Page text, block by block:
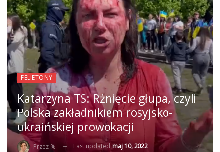
FELIETONY
Katarzyna TS: Rżnięcie głupa, czyli
Polska zakładnikiem rosyjsko-
ukraińskiej prowokacji
Przez % Last updated maj 10, 2022